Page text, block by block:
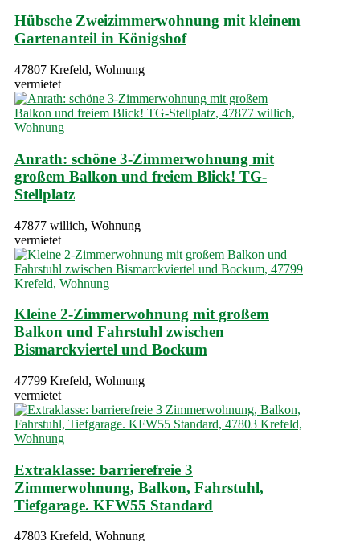
Hübsche Zweizimmerwohnung mit kleinem
Gartenanteil in Königshof
47807 Krefeld, Wohnung
vermietet
Anrath: schöne 3-Zimmerwohnung mit
großem Balkon und freiem Blick! TG-
Stellplatz
47877 willich, Wohnung
vermietet
Kleine 2-Zimmerwohnung mit großem
Balkon und Fahrstuhl zwischen
Bismarckviertel und Bockum
47799 Krefeld, Wohnung
vermietet
Extraklasse: barrierefreie 3
Zimmerwohnung, Balkon, Fahrstuhl,
Tiefgarage. KFW55 Standard
47803 Krefeld, Wohnung